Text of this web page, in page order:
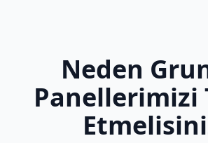
Neden
Panellerimizi